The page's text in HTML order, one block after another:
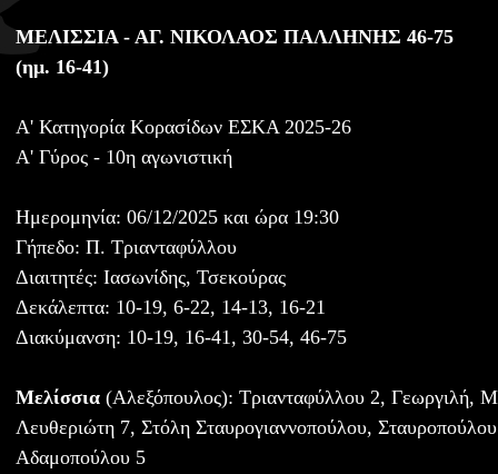
ΜΕΛΙΣΣΙΑ - ΑΓ. ΝΙΚΟΛΑΟΣ ΠΑΛΛΗΝΗΣ 46-75
(ημ. 16-41)
Α' Κατηγορία Κορασίδων ΕΣΚΑ 2025-26
Α' Γύρος - 10η αγωνιστική
Ημερομηνία: 06/12/2025 και ώρα 19:30
Γήπεδο: Π. Τριανταφύλλου
Διαιτητές: Ιασωνίδης, Τσεκούρας
Δεκάλεπτα: 10-19, 6-22, 14-13, 16-21
Διακύμανση: 10-19, 16-41, 30-54, 46-75
Μελίσσια (Αλεξόπουλος): Τριανταφύλλου 2, Γεωργιλή,
Λευθεριώτη 7, Στόλη Σταυρογιαννοπούλου,
Αδαμοπούλου 5